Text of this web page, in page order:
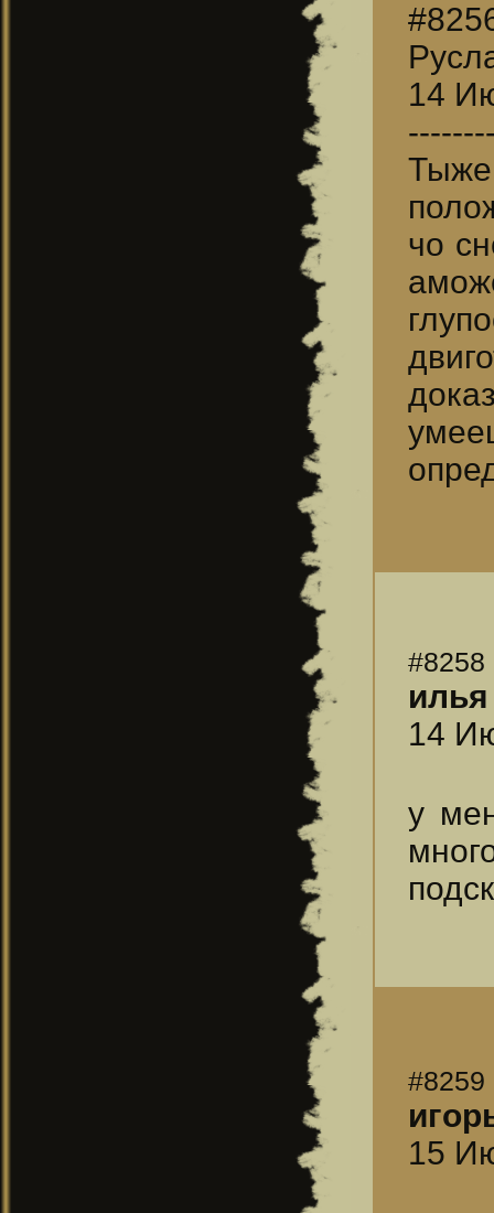
14
чо
#8258
илья
14
у
#8259
15